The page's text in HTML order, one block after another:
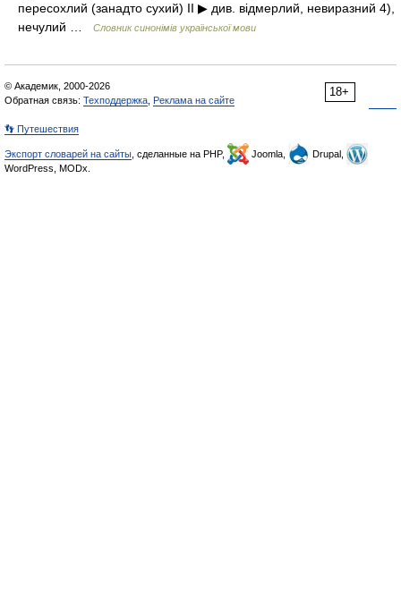
пересохлий (занадто сухий) II ▶ див. відмерлий, невиразний 4),
нечулий …
Словник синонімів української мови
18+
© Академик, 2000-2026
Обратная связь: Техподдержка Реклама на сайте
👣 Путешествия
Экспорт словарей на сайты , сделанные на PHP, Joomla,
Drupal,
WordPress, MODx.